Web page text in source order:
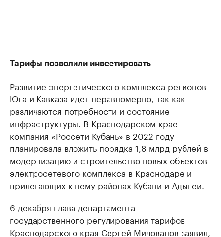
Тарифы позволили инвестировать
Развитие энергетического комплекса регионов
Юга и Кавказа идет неравномерно, так как
различаются потребности и состояние
инфраструктуры. В Краснодарском крае
компания «Россети Кубань» в 2022 году
планировала вложить порядка 1,8 млрд рублей в
модернизацию и строительство новых объектов
электросетевого комплекса в Краснодаре и
прилегающих к нему районах Кубани и Адыгеи.
6 декабря глава департамента
государственного регулирования тарифов
Краснодарского края Сергей Милованов заявил,